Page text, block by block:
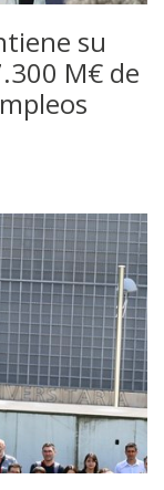
su
M€ de